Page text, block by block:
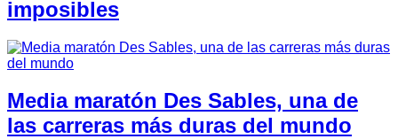
imposibles
Media maratón Des Sables, una de
las carreras más duras del mundo